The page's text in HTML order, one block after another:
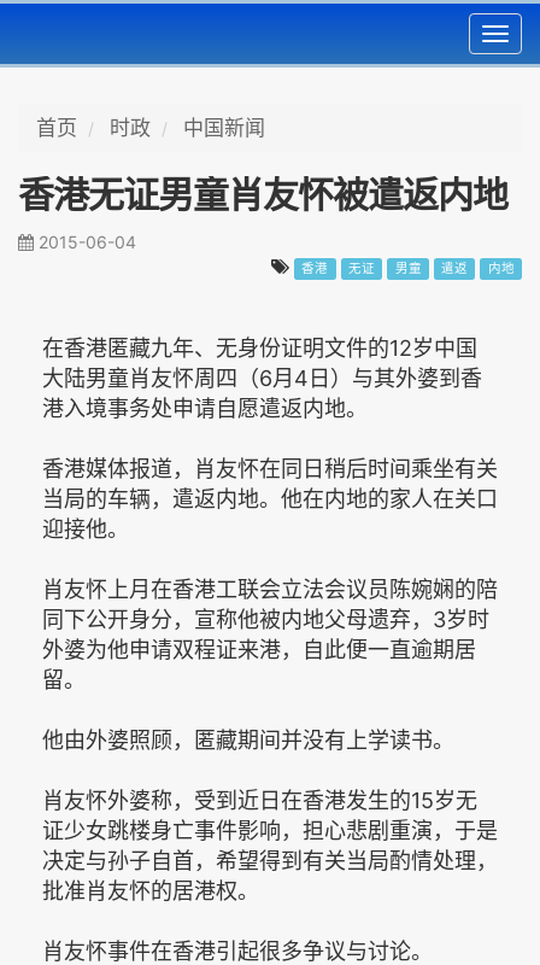
首页 时政 中国新闻
香港无证男童肖友怀被遣返内地
2015-06-04
香港 无证 男童 遣返 内地
在香港匿藏九年、无身份证明文件的12岁中国
大陆男童肖友怀周四（6月4日）与其外婆到香
港入境事务处申请自愿遣返内地。
香港媒体报道，肖友怀在同日稍后时间乘坐有关
当局的车辆，遣返内地。他在内地的家人在关口
迎接他。
肖友怀上月在香港工联会立法会议员陈婉娴的陪
同下公开身分，宣称他被内地父母遗弃，3岁时
外婆为他申请双程证来港，自此便一直逾期居
留。
他由外婆照顾，匿藏期间并没有上学读书。
肖友怀外婆称，受到近日在香港发生的15岁无
证少女跳楼身亡事件影响，担心悲剧重演，于是
决定与孙子自首，希望得到有关当局酌情处理，
批准肖友怀的居港权。
肖友怀事件在香港引起很多争议与讨论。